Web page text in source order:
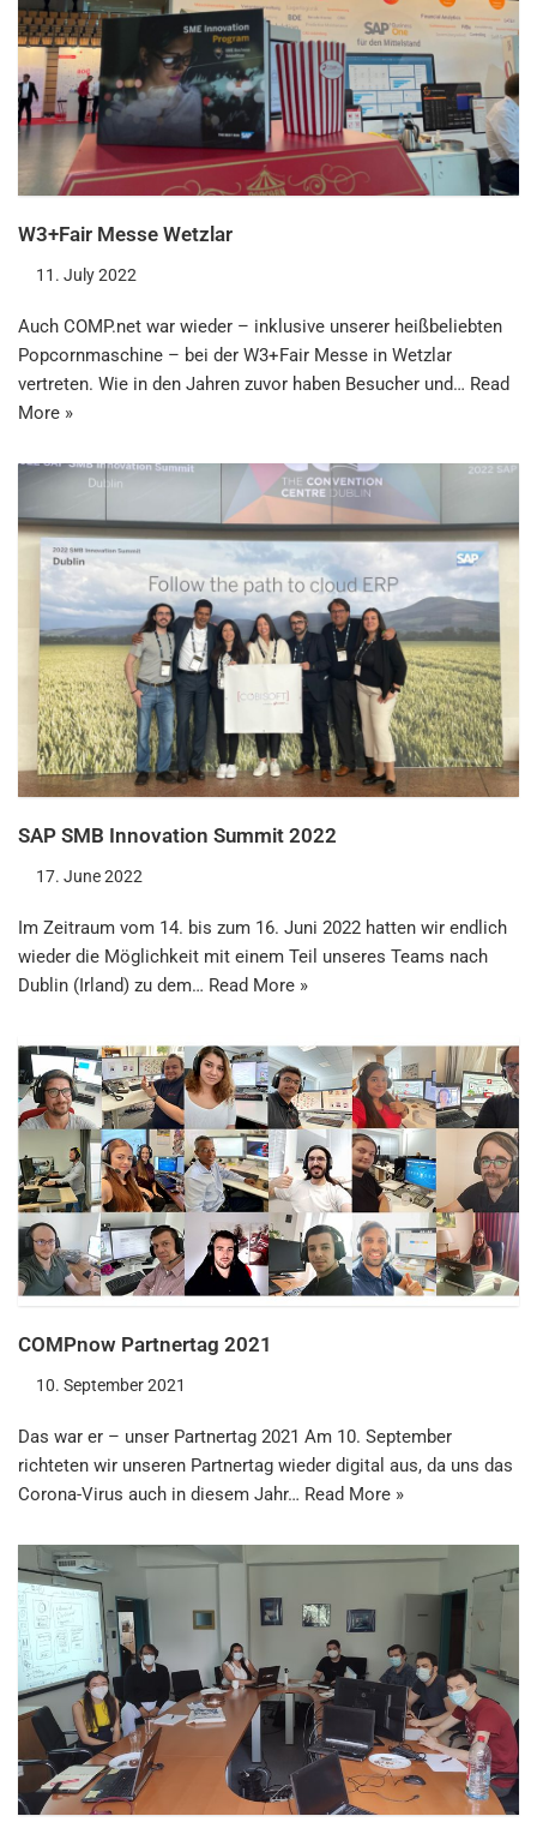
W3+Fair Messe Wetzlar
11. July 2022
Auch COMP.net war wieder – inklusive unserer heißbeliebten
Popcornmaschine – bei der W3+Fair Messe in Wetzlar
vertreten. Wie in den Jahren zuvor haben Besucher und… Read
More »
SAP SMB Innovation Summit 2022
17. June 2022
Im Zeitraum vom 14. bis zum 16. Juni 2022 hatten wir endlich
wieder die Möglichkeit mit einem Teil unseres Teams nach
Dublin (Irland) zu dem… Read More »
COMPnow Partnertag 2021
10. September 2021
Das war er – unser Partnertag 2021 Am 10. September
richteten wir unseren Partnertag wieder digital aus, da uns das
Corona-Virus auch in diesem Jahr… Read More »